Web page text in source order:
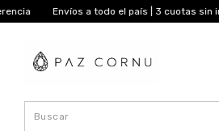
Envíos a todo el país | 3 cuotas sin interés |